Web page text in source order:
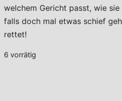
welchem Gericht passt, wie
falls doch mal etwas schief
rettet!
6 vorrätig